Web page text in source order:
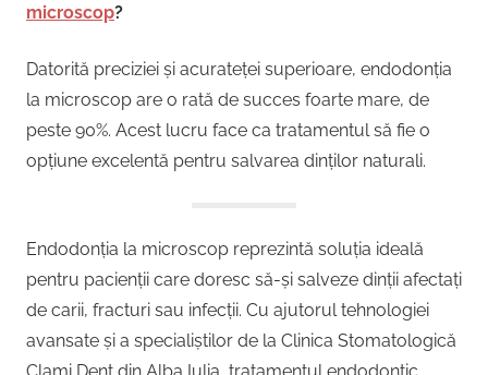
microscop?
Datorită preciziei și acurateței superioare, endodonția
la microscop are o rată de succes foarte mare, de
peste 90%. Acest lucru face ca tratamentul să fie o
opțiune excelentă pentru salvarea dinților naturali.
Endodonția la microscop reprezintă soluția ideală
pentru pacienții care doresc să-și salveze dinții afectați
de carii, fracturi sau infecții. Cu ajutorul tehnologiei
avansate și a specialiștilor de la Clinica Stomatologică
Clami Dent din Alba Iulia, tratamentul endodontic